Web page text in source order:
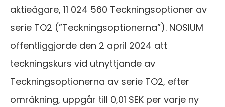
aktieägare, 11 024 560 Teckningsoptioner av
serie TO2 (”Teckningsoptionerna”). NOSIUM
offentliggjorde den 2 april 2024 att
teckningskurs vid utnyttjande av
Teckningsoptionerna av serie TO2, efter
omräkning, uppgår till 0,01 SEK per varje ny